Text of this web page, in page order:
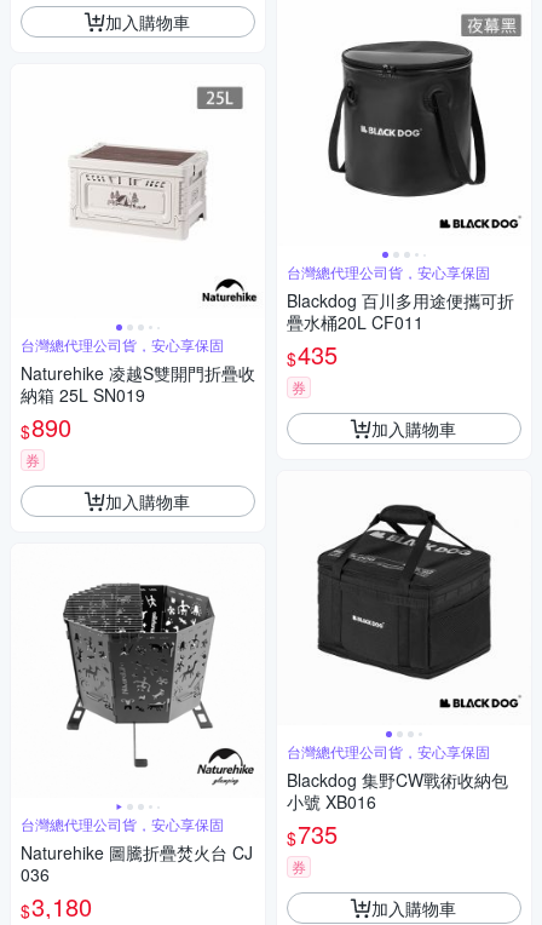
加入購物車
台灣總代理公司貨，安心享保固
Naturehike 凌越S雙開門折疊收
納箱 25L SN019
$890
券
加入購物車
台灣總代理公司貨，安心享保固
Naturehike 圖騰折疊焚火台 CJ
036
$3,180
台灣總代理公司貨，安心享保固
Blackdog 百川多用途便攜可折
疊水桶20L CF011
$435
券
加入購物車
台灣總代理公司貨，安心享保固
Blackdog 集野CW戰術收納包
小號 XB016
$735
券
加入購物車